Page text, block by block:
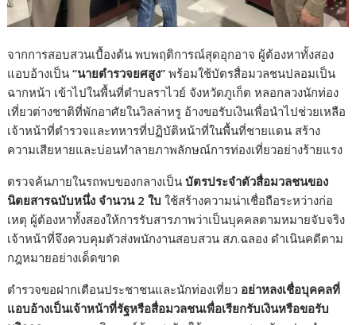
จากการสอบสวนเบื้องต้น พบพฤติการณ์สุดอุกอาจ ผู้ต้องหาทั้งสอง
แอบอ้างเป็น“นายตำรวจยศสูง” พร้อมใช้บัตรสื่อมวลชนปลอมเป็น
ฉากหน้า เข้าไปในพื้นที่ตำบลราไวย์ จังหวัดภูเก็ต หลอกลวงนักท่อง
เที่ยวต่างชาติที่พักอาศัยในวิลล่าหรู อ้างขอรับเงินเพื่อนำไปช่วยเหลือ
เจ้าหน้าที่ตำรวจและทหารที่ปฏิบัติหน้าที่ในพื้นที่ชายแดน สร้าง
ความเสียหายและบ่อนทำลายภาพลักษณ์การท่องเที่ยวอย่างร้ายแรง
ตรวจค้นภายในรถพบของกลางเป็นบัตรประจำตัวสื่อมวลชนของ
นิตยสารฉบับหนึ่ง จำนวน 2 ใบ ใช้สร้างความน่าเชื่อถือระหว่างก่อ
เหตุ ผู้ต้องหาทั้งสองให้การรับสารภาพว่าเป็นบุคคลตามหมายจับจริง
เจ้าหน้าที่จึงควบคุมตัวส่งพนักงานสอบสวน สภ.ฉลอง ดำเนินคดีตาม
กฎหมายอย่างเด็ดขาด
ตำรวจขอฝากเตือนประชาชนและนักท่องเที่ยว อย่าหลงเชื่อบุคคลที่
แอบอ้างเป็นเจ้าหน้าที่รัฐหรือสื่อมวลชนเพื่อเรียกรับเงินหรือขอรับ